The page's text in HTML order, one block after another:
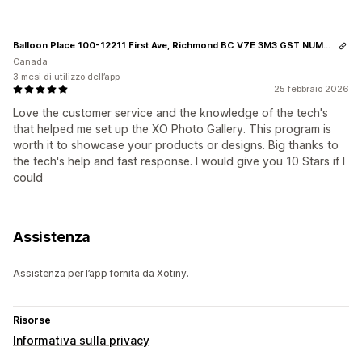
25 febbraio 2026
Love the customer service and the knowledge of the tech's
that helped me set up the XO Photo Gallery. This program is
worth it to showcase your products or designs. Big thanks to
the tech's help and fast response. I would give you 10 Stars if I
could
Balloon Place 100-12211 First Ave, Richmond BC V7E 3M3 GST NUMBER 813999539
Canada
3 mesi di utilizzo dell’app
Assistenza
Assistenza per l’app fornita da Xotiny.
Risorse
Informativa sulla privacy